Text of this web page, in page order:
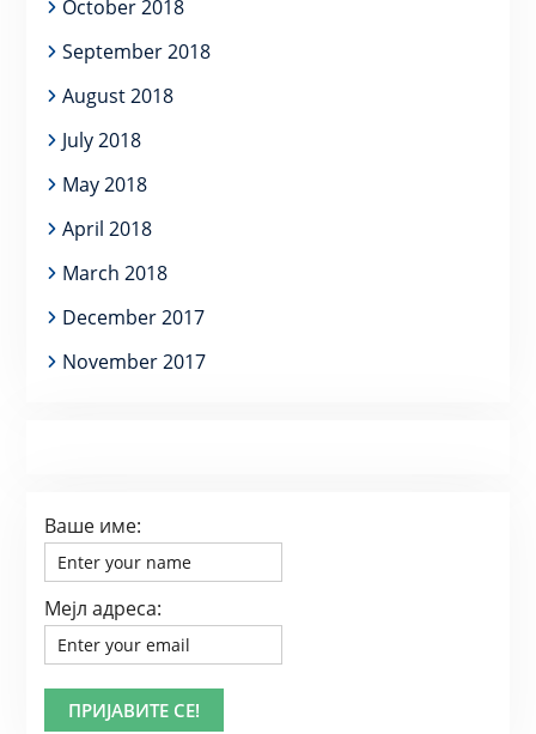
October 2018
September 2018
August 2018
July 2018
May 2018
April 2018
March 2018
December 2017
November 2017
Ваше име:
Мејл адреса: